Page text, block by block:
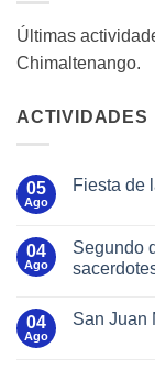
Últimas
Chimaltenango.
ACTIVIDADES
05
Ago
Fiesta de
04
Ago
Segundo
04
Ago
San Juan